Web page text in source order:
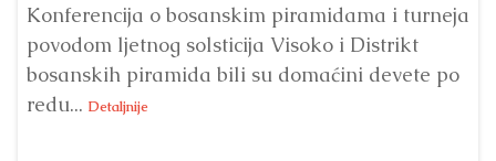
Konferencija o bosanskim piramidama i turneja
povodom ljetnog solsticija Visoko i Distrikt
bosanskih piramida bili su domaćini devete po
redu... Detaljnije